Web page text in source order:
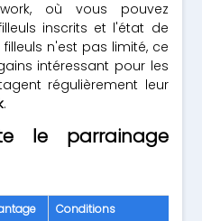
où vous pouvez
inscrits et l'état de
n'est pas limité, ce
intéressant pour les
régulièrement leur
.
le parrainage
Conditions